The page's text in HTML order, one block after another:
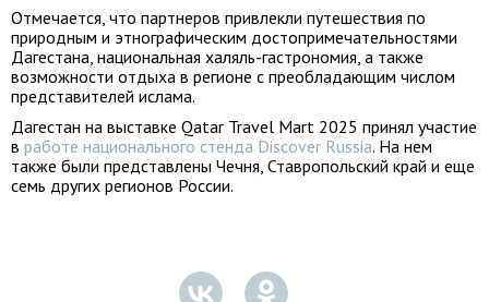
Отмечается, что партнеров привлекли путешествия по
природным и этнографическим достопримечательностями
Дагестана, национальная халяль-гастрономия, а также
возможности отдыха в регионе с преобладающим числом
представителей ислама.
Дагестан на выставке Qatar Travel Mart 2025 принял участие
в работе национального стенда Discover Russia. На нем
также были представлены Чечня, Ставропольский край и еще
семь других регионов России.